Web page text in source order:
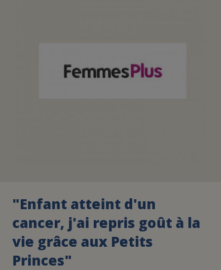
"Enfant atteint d'un
cancer, j'ai repris goût à la
vie grâce aux Petits
Princes"